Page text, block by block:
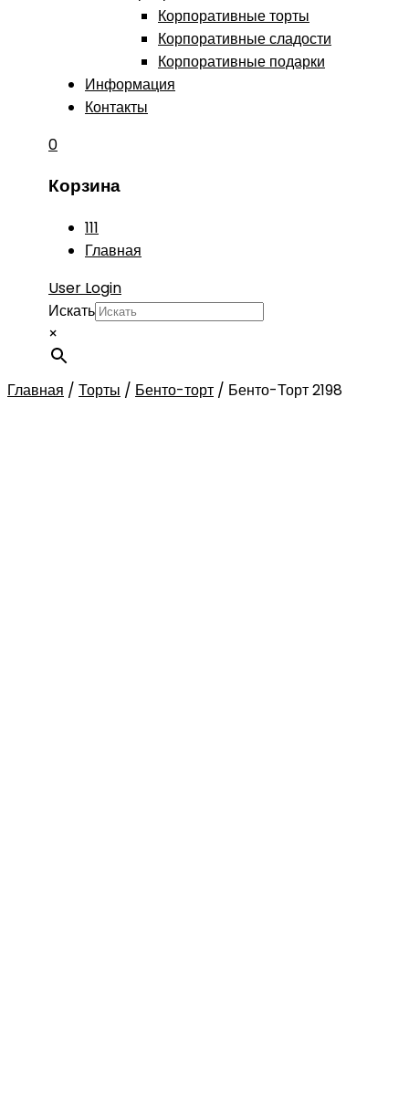
Корпоративные торты
Корпоративные сладости
Корпоративные подарки
Информация
Контакты
0
Корзина
111
Главная
User Login
Искать
×
Главная / Торты / Бенто-торт / Бенто-Торт 2198